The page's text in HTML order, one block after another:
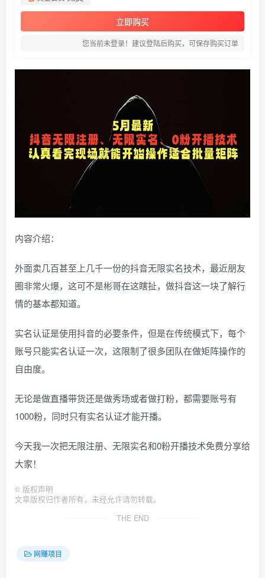
立即购买
您当前未登录！建议登陆后购买，可保存购买订单
内容介绍：
外面卖几百甚至上几千一份的抖音无限实名技术，最近朋友
圈非常火爆，这可不是彬哥在这瞎扯，做抖音这一块了解行
情的基本都知道。
实名认证是使用抖音的必要条件，但是在传统模式下，每个
账号只能实名认证一次，这限制了很多团队在做矩阵操作的
自由度。
无论是做直播带货还是做秀场或者做打粉，都需要账号有
1000粉，同时只有实名认证才能开播。
今天我一次把无限注册、无限实名和0粉开播技术免费分享给
大家！
© 版权声明
文章版权归作者所有，未经允许请勿转载。
THE END
网赚项目